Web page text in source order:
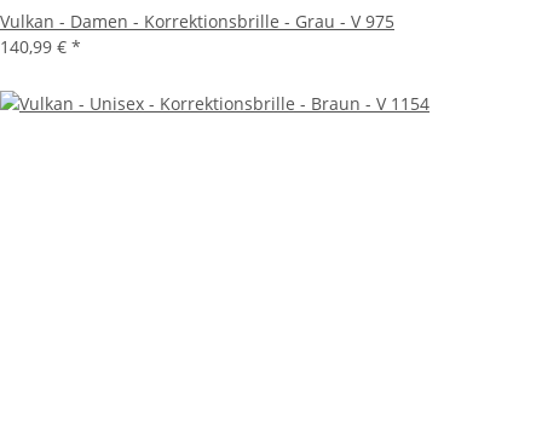
Vulkan - Damen - Korrektionsbrille - Grau - V 975
140,99 € *